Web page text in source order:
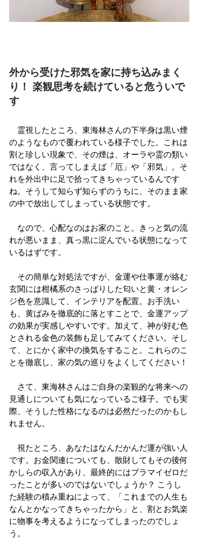
外から受けた邪気を家に持ち込みまく
り！ 楽観思考を続けていると危ういで
す
霊視したところ、東海林さんの下半身は黒い煙
のようなもので覆われている様子でした。これは
割と珍しい現象で、その煙は、オーラや霊の類い
ではなく、言ってしまえば「厄」や「邪気」。そ
れを外出中に足で拾ってきちゃっているんです
ね。そうして知らず知らずのうちに、そのまま家
の中で放出してしまっている状態です。
なので、心配なのはお家のこと。きっと気の流
れが悪いまま、真っ黒に淀んでいる状態になって
いるはずです。
その簡単な対処法ですが、金運や仕事運が絡む
玄関には柑橘系のさっぱりした匂いと黄・オレン
ジ色を意識して、インテリアを配置。お手洗い
も、黄ばみを徹底的に落とすことで、金運アップ
の効果が実感しやすいです。加えて、神が好む色
とされる金色の装飾も足してみてください。そし
て、とにかく家中の換気をすること。これらのこ
とを徹底し、家の気の巡りをよくしてください！
さて、東海林さんはご自身の楽観的な将来への
見通しについても気になっているご様子。でも実
際、そうした性格になるのは必然だったのかもし
れません。
視たところ、あなたはなんだかんだ運が強い人
です。お金関連についても、散財してもその後何
かしらの収入があり、最終的にはプラマイゼロだ
ったことが多いのではないでしょうか？ こうし
た経験の積み重ねによって、「これまでの人生も
なんとかなってきちゃったから」と、割とお気楽
に物事を考えるようになってしまったのでしょ
う。